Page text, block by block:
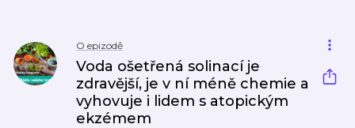
O epizodě
Voda ošetřená solinací je
zdravější, je v ní méně chemie a
vyhovuje i lidem s atopickým
ekzémem